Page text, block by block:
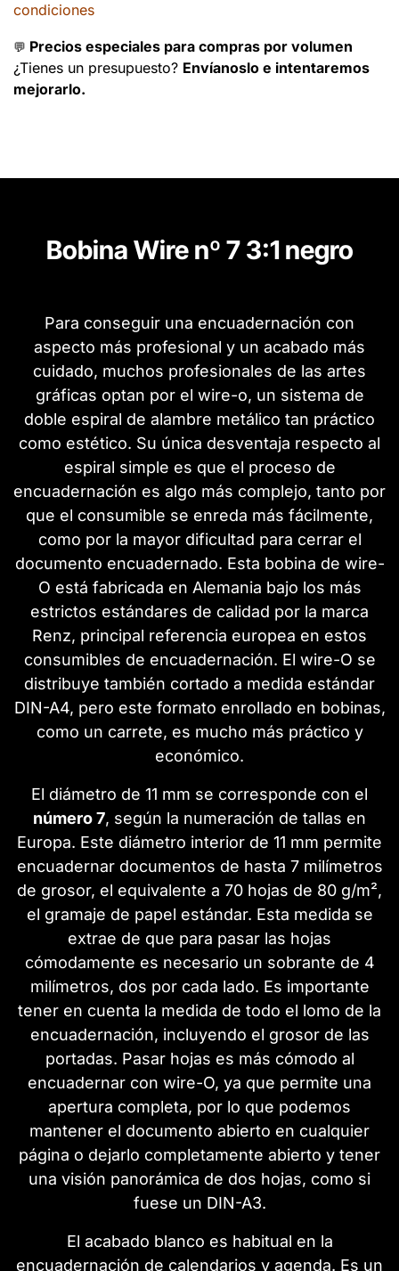
condiciones
💬 Precios especiales para compras por volumen
¿Tienes un presupuesto? Envíanoslo e intentaremos
mejorarlo.
Bobina Wire nº 7 3:1 negro
Para conseguir una encuadernación con
aspecto más profesional y un acabado más
cuidado, muchos profesionales de las artes
gráficas optan por el wire-o, un sistema de
doble espiral de alambre metálico tan práctico
como estético. Su única desventaja respecto al
espiral simple es que el proceso de
encuadernación es algo más complejo, tanto por
que el consumible se enreda más fácilmente,
como por la mayor dificultad para cerrar el
documento encuadernado. Esta bobina de wire-
O está fabricada en Alemania bajo los más
estrictos estándares de calidad por la marca
Renz, principal referencia europea en estos
consumibles de encuadernación. El wire-O se
distribuye también cortado a medida estándar
DIN-A4, pero este formato enrollado en bobinas,
como un carrete, es mucho más práctico y
económico.
El diámetro de 11 mm se corresponde con el
número 7, según la numeración de tallas en
Europa. Este diámetro interior de 11 mm permite
encuadernar documentos de hasta 7 milímetros
de grosor, el equivalente a 70 hojas de 80 g/m²,
el gramaje de papel estándar. Esta medida se
extrae de que para pasar las hojas
cómodamente es necesario un sobrante de 4
milímetros, dos por cada lado. Es importante
tener en cuenta la medida de todo el lomo de la
encuadernación, incluyendo el grosor de las
portadas. Pasar hojas es más cómodo al
encuadernar con wire-O, ya que permite una
apertura completa, por lo que podemos
mantener el documento abierto en cualquier
página o dejarlo completamente abierto y tener
una visión panorámica de dos hojas, como si
fuese un DIN-A3.
El acabado blanco es habitual en la
encuadernación de calendarios y agenda. Es un